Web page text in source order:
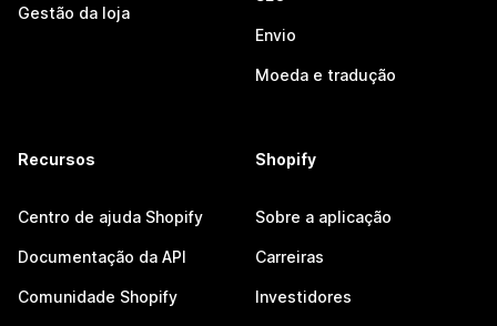
Gestão da loja
Envio
Moeda e tradução
Recursos
Centro de ajuda Shopify
Documentação da API
Comunidade Shopify
Shopify
Sobre a aplicação
Carreiras
Investidores